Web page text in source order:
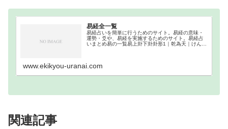
易経全一覧
易経占いを簡単に行うためのサイト。易経の意味・
運勢・爻や、易経を実施するためのサイト。易経占
いまとめ易の一覧易上卦下卦卦形1｜乾為天｜けんい
www.ekikyou-uranai.com
関連記事